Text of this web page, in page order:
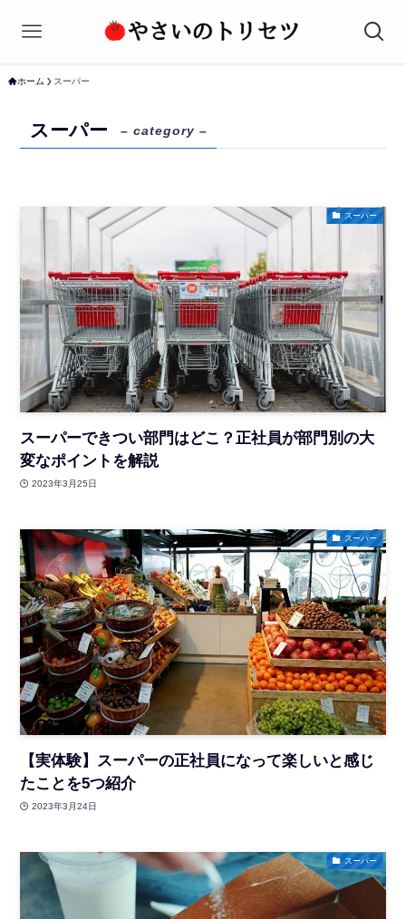
ホーム スーパー
スーパー – category –
スーパー
スーパーできつい部門はどこ？正社員が部門別の大
変なポイントを解説
2023年3月25日
スーパー
【実体験】スーパーの正社員になって楽しいと感じ
たことを5つ紹介
2023年3月24日
スーパー